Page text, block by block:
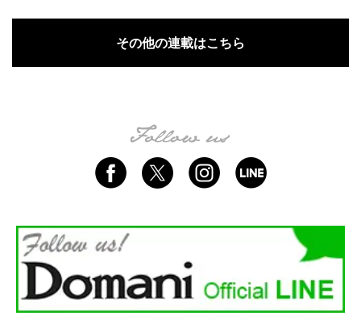
その他の連載はこちら